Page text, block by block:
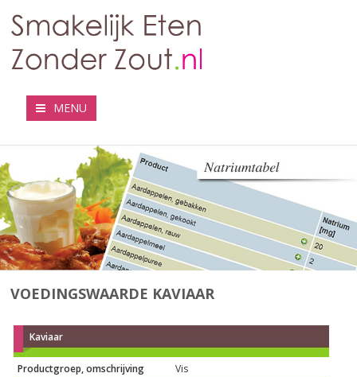
MENU
VOEDINGSWAARDE KAVIAAR
Kaviaar
Productgroep, omschrijving
Vis